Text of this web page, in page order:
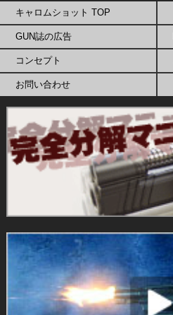
キャロムショット TOP
GUN誌の広告
コンセプト
お問い合わせ